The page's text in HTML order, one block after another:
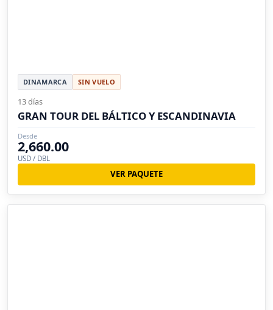
DINAMARCA SIN VUELO
13 días
GRAN TOUR DEL BÁLTICO Y ESCANDINAVIA
Desde
2,660.00
USD / DBL
VER PAQUETE